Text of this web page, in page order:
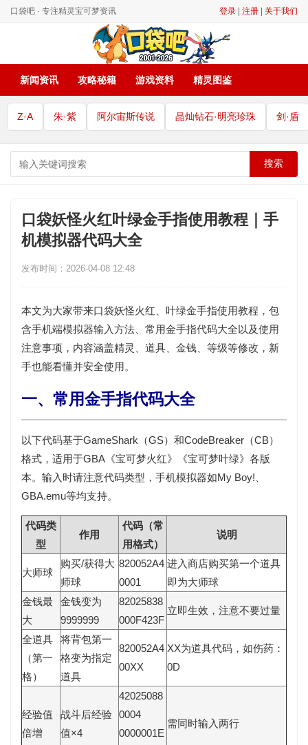
口袋吧 · 专注精灵宝可梦资讯 登录 注册 关于我们
新闻资讯 攻略秘籍 游戏资料 精灵图鉴
Z·A 朱·紫 阿尔宙斯传说 晶灿钻石·明亮珍珠 剑·盾
搜索
口袋妖怪火红叶绿金手指使用教程｜手
机模拟器代码大全
发布时间：2026-04-08 12:48
本文为大家带来口袋妖怪火红、叶绿金手指使用教程，包
含手机端模拟器输入方法、常用金手指代码大全以及使用
注意事项，内容涵盖精灵、道具、金钱、等级等修改，新
手也能看懂并安全使用。
一、常用金手指代码大全
以下代码基于GameShark（GS）和CodeBreaker（CB）
格式，适用于GBA《宝可梦火红》《宝可梦叶绿》各版
本。输入时请注意代码类型，手机模拟器如My Boy!、
GBA.emu等均支持。
代码类
型
作用
代码（常
用格式）
说明
大师球
购买/获得大
师球
820052A4
0001
进入商店购买第一个道具
即为大师球
金钱最
大
金钱变为
9999999
82025838
000F423F
立即生效，注意不要过量
全道具
（第一
格）
将背包第一
格变为指定
道具
820052A4
00XX
XX为道具代码，如伤药：
0D
经验值
倍增
战斗后经验
值×4
42025088
0004
0000001E
需同时输入两行